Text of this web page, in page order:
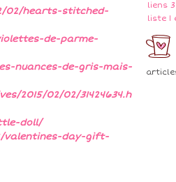
liens 3
liste 1
02/hearts-stitched-
de-parme-
nuances-de-gris-mais-
2015/02/02/31424634.h
doll/
valentines-day-gift-